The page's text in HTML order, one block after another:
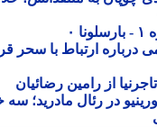
ارتباط با سحر
از رامین رضائیان
در رئال مادرید؛ سه خط